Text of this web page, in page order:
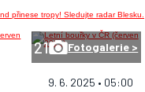
21 Fotogalerie >
9. 6. 2025 • 05:00